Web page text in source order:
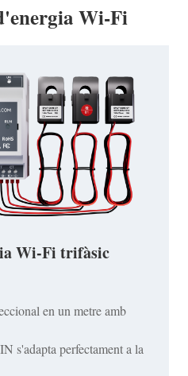
Wi-Fi
Wi-Fi trifàsic
en un metre amb
s'adapta perfectament a la